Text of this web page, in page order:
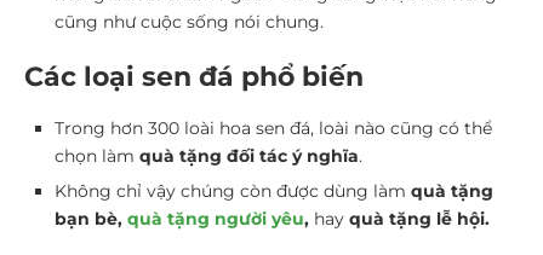
cũng như cuộc sống nói chung.
Các loại sen đá phổ biến
Trong hơn 300 loài hoa sen đá, loài nào cũng có thể
chọn làm quà tặng đối tác ý nghĩa.
Không chỉ vậy chúng còn được dùng làm quà tặng
bạn bè, quà tặng người yêu, hay quà tặng lễ hội.